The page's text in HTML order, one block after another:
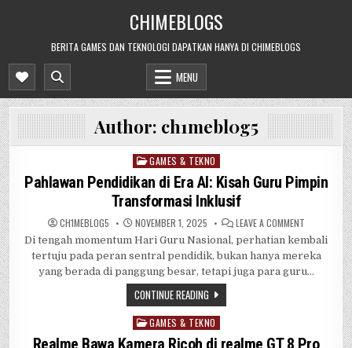
CHIMEBLOGS
BERITA GAMES DAN TEKNOLOGI DAPATKAN HANYA DI CHIMEBLOGS
MENU
Author: ch1mebl0g5
Posted
in
GAMES & TEKNO
Pahlawan Pendidikan di Era AI: Kisah Guru Pimpin
Transformasi Inklusif
CH1MEBL0G5 NOVEMBER 1, 2025 LEAVE A COMMENTON
PAHLAWAN
PENDIDIKAN
DI
ERA
AI:
KISAH
Di tengah momentum Hari Guru Nasional, perhatian kembali
tertuju pada peran sentral pendidik, bukan hanya mereka
yang berada di panggung besar, tetapi juga para guru…
CONTINUE READING
Posted
in
GAMES & TEKNO
Realme Bawa Kamera Ricoh di realme GT 8 Pro